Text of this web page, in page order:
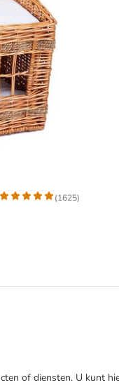
(1625)
of diensten. U kunt